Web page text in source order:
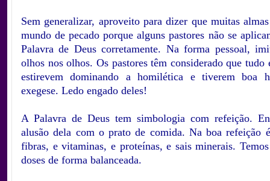
Sem generalizar, aproveito para dizer que muitas
mundo de pecado porque alguns pastores não se
Palavra de Deus corretamente. Na forma pessoal,
olhos nos olhos. Os pastores têm considerado que tudo
estirevem dominando a homilética e tiverem boa
exegese. Ledo engado deles!
A Palavra de Deus tem simbologia com refeição.
alusão dela com o prato de comida. Na boa refeição
fibras, e vitaminas, e proteínas, e sais minerais.
doses de forma balanceada.